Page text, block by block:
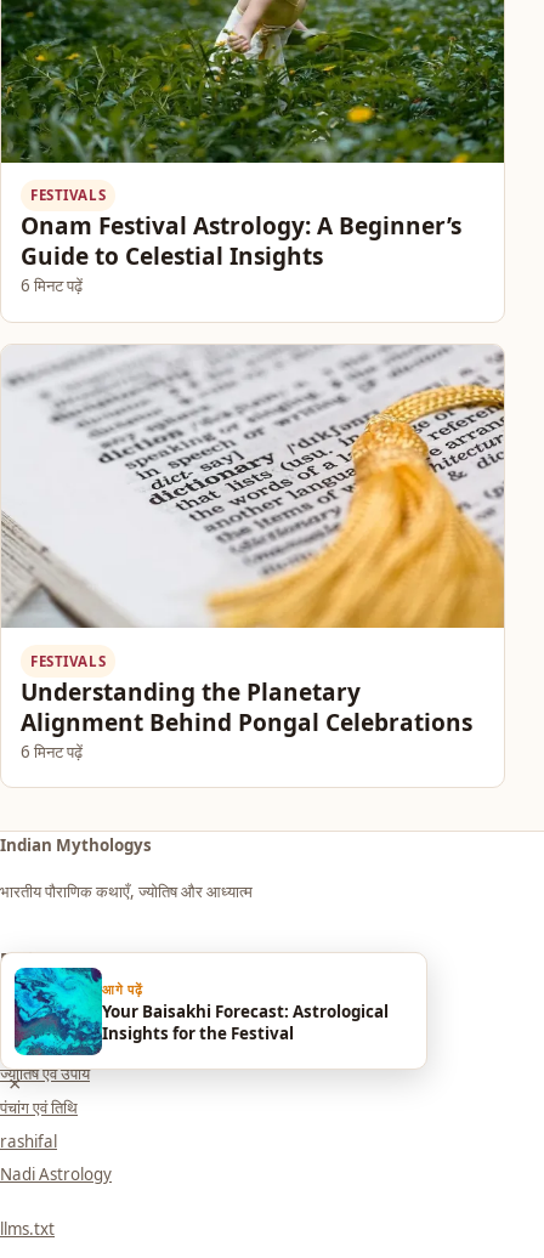
FESTIVALS
Onam Festival Astrology: A Beginner’s
Guide to Celestial Insights
6 मिनट पढ़ें
FESTIVALS
Understanding the Planetary
Alignment Behind Pongal Celebrations
6 मिनट पढ़ें
आगे पढ़ें
Your Baisakhi Forecast: Astrological
Insights for the Festival
×
Indian Mythologys
भारतीय पौराणिक कथाएँ, ज्योतिष और आध्यात्म
Explore
आध्यात्म एवं धर्म
सपनों का मतलब (Dream Meaning)
ज्योतिष एवं उपाय
पंचांग एवं तिथि
rashifal
Nadi Astrology
llms.txt